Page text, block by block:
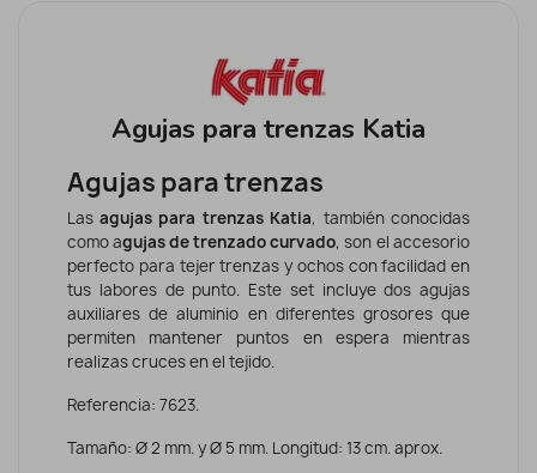
Agujas para trenzas Katia
Agujas para trenzas
Las agujas para trenzas Katia, también conocidas
como agujas de trenzado curvado, son el accesorio
perfecto para tejer trenzas y ochos con facilidad en
tus labores de punto. Este set incluye dos agujas
auxiliares de aluminio en diferentes grosores que
permiten mantener puntos en espera mientras
realizas cruces en el tejido.
Referencia: 7623.
Tamaño: Ø 2 mm. y Ø 5 mm. Longitud: 13 cm. aprox.